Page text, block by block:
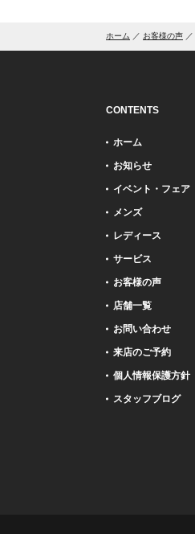
ホーム お客様の声
CONTENTS
ホーム
お知らせ
イベント・フェア
メンズ
レディース
サービス
お客様の声
店舗一覧
お問い合わせ
来店のご予約
個人情報保護方針
スタッフブログ